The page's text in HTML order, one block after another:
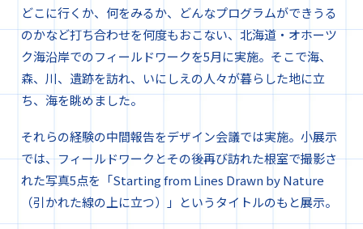
どこに行くか、何をみるか、どんなプログラムができうる
のかなど打ち合わせを何度もおこない、北海道・オホーツ
ク海沿岸でのフィールドワークを5月に実施。そこで海、
森、川、遺跡を訪れ、いにしえの人々が暮らした地に立
ち、海を眺めました。
それらの経験の中間報告をデザイン会議では実施。小展示
では、フィールドワークとその後再び訪れた根室で撮影さ
れた写真5点を「Starting from Lines Drawn by Nature
（引かれた線の上に立つ）」というタイトルのもと展示。